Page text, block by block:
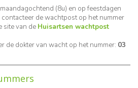
(8u) en op feestdagen
de wachtpost op het nummer
site van de Huisartsen wachtpost
de dokter van wacht op het nummer: 03